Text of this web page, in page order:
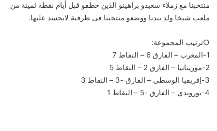
منتخبنا مع زملاء سعيدو براهينو الذين خطفو قبل أيام نقطة ثمينة من
ملعب شيخا ولد بيديا ووضعو منتخبنا في ظرفية لايحسد عليها.
○ترتيب المجموعة:
1-المغرب – الفارق 6 – النقاط 7
2-موريتانيا – الفارق 2 – النقاط 5
3-إفريقيا الوسطى – الفارق -3 – النقاط 3
4-بوروندي – الفارق -5 – النقاط 1